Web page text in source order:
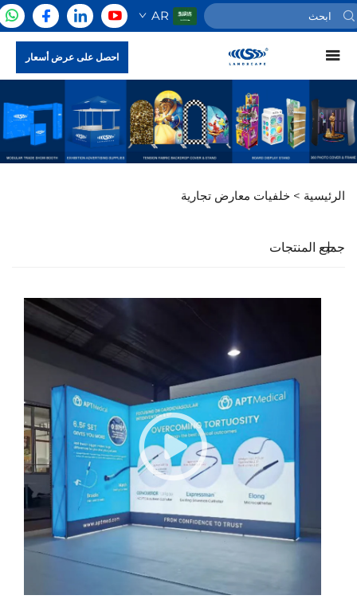
AR
احصل على عرض أسعار
الرئيسية > خلفيات معارض تجارية
جميع المنتجات